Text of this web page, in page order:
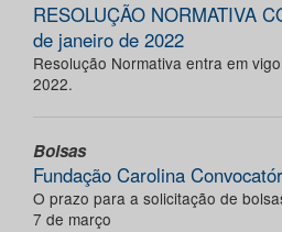
RESOLUÇÃO NORMATIVA
de janeiro de 2022
Resolução Normativa entra em
2022.
Bolsas
Fundação Carolina
O prazo para a solicitação de
7 de março